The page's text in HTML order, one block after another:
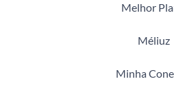
Melhor
Méliuz
Minha